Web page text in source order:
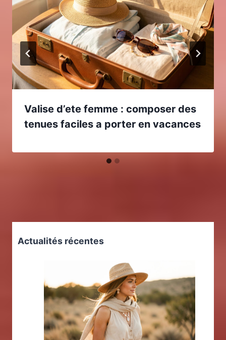
Valise d’ete femme : composer des
tenues faciles a porter en vacances
Actualités récentes